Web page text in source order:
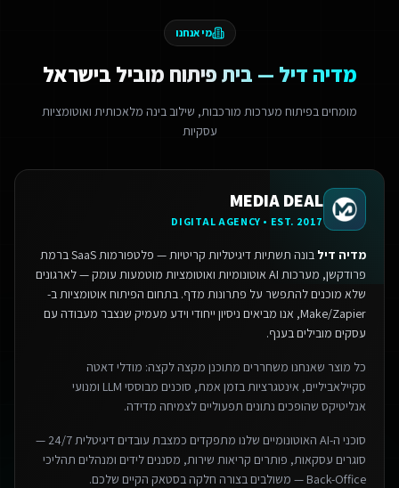
מי אנחנו
מדיה דיל — בית פיתוח מוביל בישראל
מומחים בפיתוח מערכות מורכבות, שילוב בינה מלאכותית ואוטומציות
עסקיות
MEDIA DEAL
DIGITAL AGENCY • EST. 2017
מדיה דיל
בונה תשתיות דיגיטליות קריטיות — פלטפורמות SaaS ברמת
פרודקשן, מערכות AI אוטונומיות ואוטומציות מוטמעות עומק — לארגונים
שלא מוכנים להתפשר על פתרונות מדף. בתחום הפיתוח אוטומציות ב-
Make/Zapier, אנו מביאים ניסיון ייחודי וידע מעמיק שנצבר מעבודה עם
עסקים מובילים בענף.
כל מוצר שאנחנו משחררים מתוכנן מקצה לקצה: מודלי דאטה
סקיילאביליים, אינטגרציות בזמן אמת, סוכנים מבוססי LLM ומנועי
אנליטיקס שהופכים נתונים תפעוליים לצמיחה מדידה.
סוכני ה-AI האוטונומיים שלנו מתפקדים כמצבת עובדים דיגיטלית 24/7 —
סוגרים עסקאות, פותרים קריאות שירות, מסננים לידים ומנהלים תהליכי
Back-Office — משולבים בצורה חלקה בסטאק הקיים שלכם.